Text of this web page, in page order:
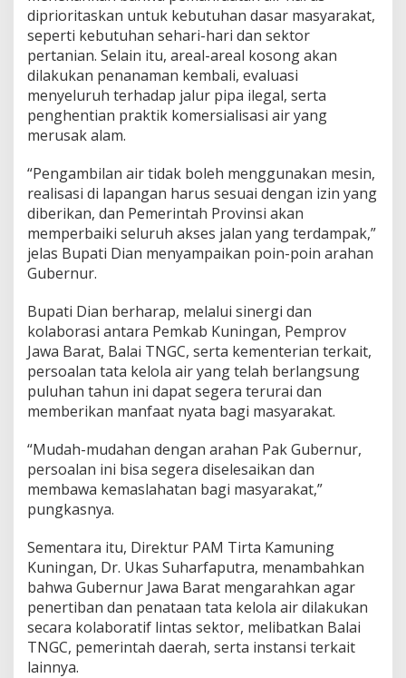
diprioritaskan untuk kebutuhan dasar masyarakat,
seperti kebutuhan sehari-hari dan sektor
pertanian. Selain itu, areal-areal kosong akan
dilakukan penanaman kembali, evaluasi
menyeluruh terhadap jalur pipa ilegal, serta
penghentian praktik komersialisasi air yang
merusak alam.
“Pengambilan air tidak boleh menggunakan mesin,
realisasi di lapangan harus sesuai dengan izin yang
diberikan, dan Pemerintah Provinsi akan
memperbaiki seluruh akses jalan yang terdampak,”
jelas Bupati Dian menyampaikan poin-poin arahan
Gubernur.
Bupati Dian berharap, melalui sinergi dan
kolaborasi antara Pemkab Kuningan, Pemprov
Jawa Barat, Balai TNGC, serta kementerian terkait,
persoalan tata kelola air yang telah berlangsung
puluhan tahun ini dapat segera terurai dan
memberikan manfaat nyata bagi masyarakat.
“Mudah-mudahan dengan arahan Pak Gubernur,
persoalan ini bisa segera diselesaikan dan
membawa kemaslahatan bagi masyarakat,”
pungkasnya.
Sementara itu, Direktur PAM Tirta Kamuning
Kuningan, Dr. Ukas Suharfaputra, menambahkan
bahwa Gubernur Jawa Barat mengarahkan agar
penertiban dan penataan tata kelola air dilakukan
secara kolaboratif lintas sektor, melibatkan Balai
TNGC, pemerintah daerah, serta instansi terkait
lainnya.